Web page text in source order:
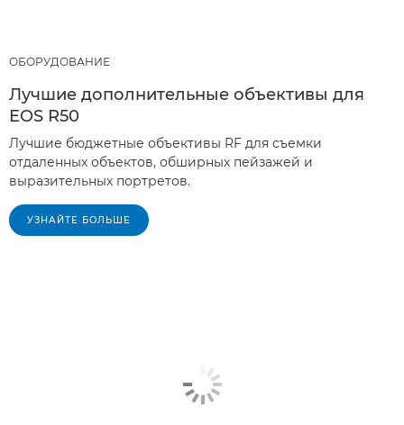
ОБОРУДОВАНИЕ
Лучшие дополнительные объективы для
EOS R50
Лучшие бюджетные объективы RF для съемки
отдаленных объектов, обширных пейзажей и
выразительных портретов.
УЗНАЙТЕ БОЛЬШЕ